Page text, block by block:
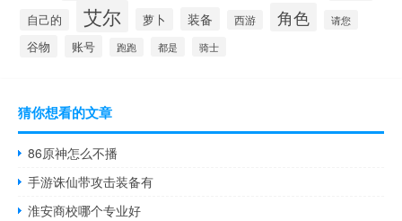
自己的 艾尔 萝卜 装备 西游 角色 请您
谷物 账号 跑跑 都是 骑士
猜你想看的文章
86原神怎么不播
手游诛仙带攻击装备有
淮安商校哪个专业好